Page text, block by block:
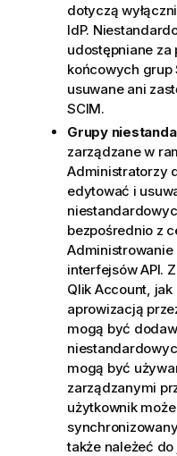
dotyczą
IdP.
udostępniane
końcowych grup
usuwane ani
SCIM.
Grupy
zarządzane w
Administratorzy
edytować i
bezpośrednio z
Administrowanie
interfejsów API.
Qlik Account ,
aprowizacją
mogą być
mogą być
zarządzanymi
użytkownik
także należeć